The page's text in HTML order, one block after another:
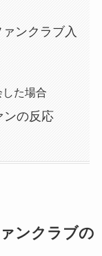
ンクラブ入
た場合
ンの反応
ンクラブの